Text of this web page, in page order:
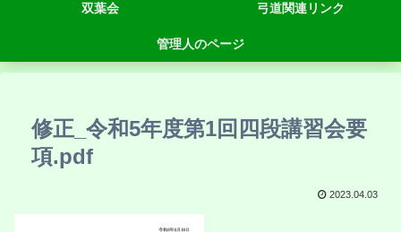
双葉会 弓道関連リンク
管理人のページ
修正_令和5年度第1回四段講習会要
項.pdf
2023.04.03